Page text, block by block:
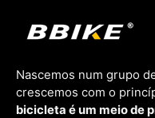
Nascemos num grupo
crescemos com o
bicicleta é um meio de